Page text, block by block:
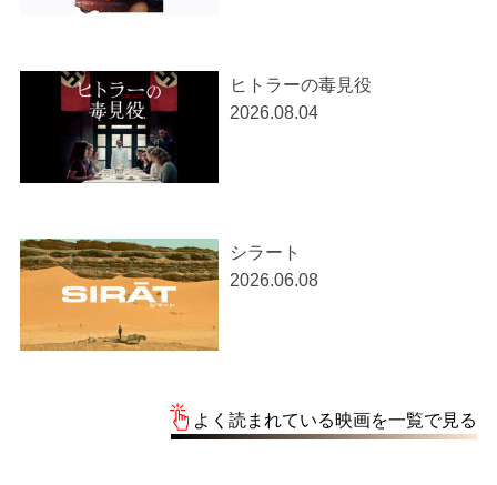
ヒトラーの毒見役
2026.08.04
シラート
2026.06.08
よく読まれている映画を一覧で見る